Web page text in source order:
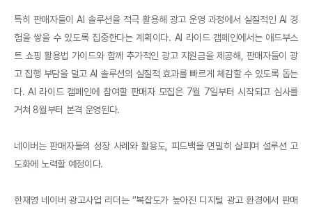
특히 판매자들이 AI 솔루션을 적극 활용해 광고 운영 과정에서 실질적인 AI 경
험을 쌓을 수 있도록 집중한다는 계획이다. AI 라이드 캠페인에서는 애드부스
트 쇼핑 활용법 가이드와 함께 추가적인 광고 지원금을 제공해, 판매자들이 광
고 집행 부담을 덜고 AI 솔루션의 실질적 효과를 빠르게 체감할 수 있도록 돕는
다. AI 라이드 캠페인에 참여할 판매자 모집은 7월 7일부터 시작되고 심사를
거쳐 8월부터 본격 운영된다.
네이버는 판매자들의 성장 사례와 활용도, 피드백을 면밀히 살피며 설루션 고
도화에 노력할 예정이다.
한재영 네이버 광고사업 리더는 “복잡도가 높아진 디지털 광고 환경에서 판매